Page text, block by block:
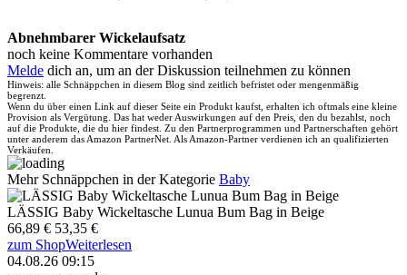
Abnehmbarer Wickelaufsatz
noch keine Kommentare vorhanden
Melde dich an, um an der Diskussion teilnehmen zu können
Hinweis: alle Schnäppchen in diesem Blog sind zeitlich befristet oder mengenmäßig
begrenzt.
Wenn du über einen Link auf dieser Seite ein Produkt kaufst, erhalten ich oftmals eine kleine
Provision als Vergütung. Das hat weder Auswirkungen auf den Preis, den du bezahlst, noch
auf die Produkte, die du hier findest. Zu den Partnerprogrammen und Partnerschaften gehört
unter anderem das Amazon PartnerNet. Als Amazon-Partner verdienen ich an qualifizierten
Verkäufen.
Mehr Schnäppchen in der Kategorie Baby
LÄSSIG Baby Wickeltasche Lunua Bum Bag in Beige
66,89 € 53,35 €
zum ShopWeiterlesen
04.08.26 09:15